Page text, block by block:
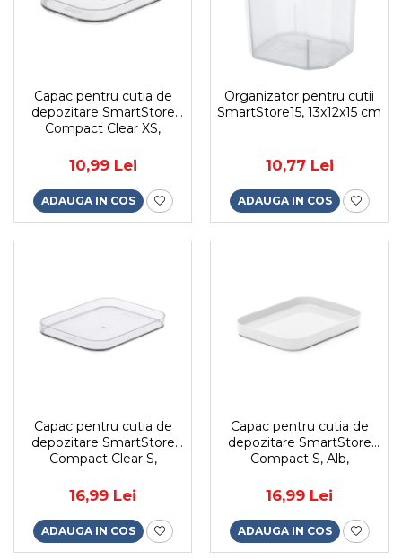
Capac pentru cutia de
depozitare SmartStore
Compact Clear XS,
cm
10,99 Lei
ADAUGA IN COS
Organizator pentru cutii
SmartStore15, 13x12x15 cm
10,77 Lei
ADAUGA IN COS
Capac pentru cutia de
depozitare SmartStore
Compact Clear S,
16,99 Lei
ADAUGA IN COS
Capac pentru cutia de
depozitare SmartStore
Compact S, Alb,
16,99 Lei
ADAUGA IN COS